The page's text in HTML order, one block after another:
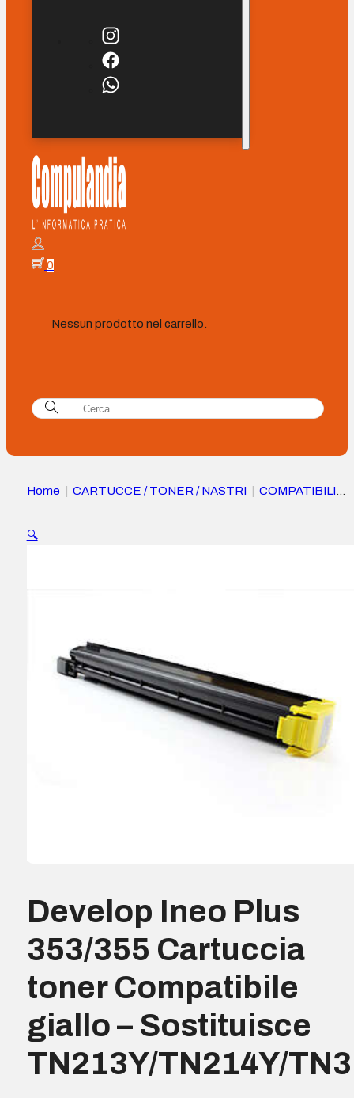
0
Nessun prodotto nel carrello.
Home CARTUCCE / TONER / NASTRI
COMPATIBILI
giallo – Sostituisce
🔍
Develop Ineo Plus
353/355 Cartuccia
toner Compatibile
giallo – Sostituisce
TN213Y/TN214Y/